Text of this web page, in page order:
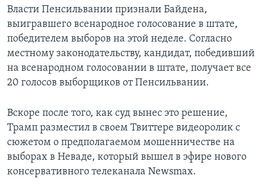
Власти Пенсильвании признали Байдена,
выигравшего всенародное голосование в штате,
победителем выборов на этой неделе. Согласно
местному законодательству, кандидат, победивший
на всенародном голосовании в штате, получает все
20 голосов выборщиков от Пенсильвании.
Вскоре после того, как суд вынес это решение,
Трамп разместил в своем Твиттере видеоролик с
сюжетом о предполагаемом мошенничестве на
выборах в Неваде, который вышел в эфире нового
консервативного телеканала Newsmax.